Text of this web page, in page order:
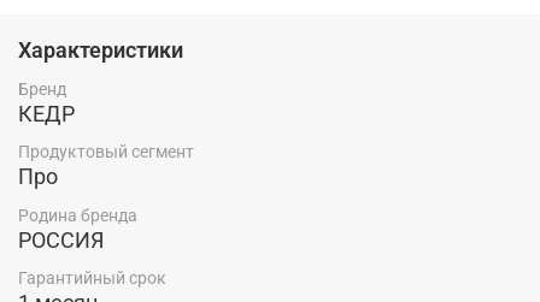
Комплектация:
Характеристики
Бренд
КЕДР
Продуктовый сегмент
Про
Родина бренда
РОССИЯ
Гарантийный срок